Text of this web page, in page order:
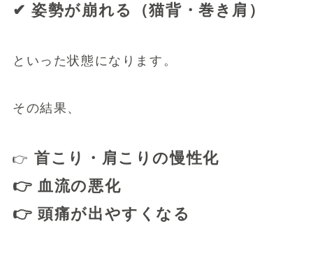
✔ 姿勢が崩れる（猫背・巻き肩）
といった状態になります。
その結果、
👉 首こり・肩こりの慢性化
👉 血流の悪化
👉 頭痛が出やすくなる